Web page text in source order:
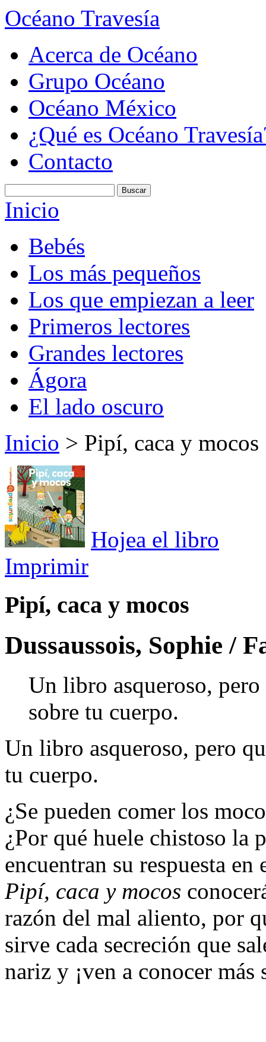
Océano Travesía
Acerca de Océano
Grupo Océano
Océano México
¿Qué es Océano
Contacto
Inicio
Bebés
Los más pequeños
Los que empiezan a leer
Primeros lectores
Grandes lectores
Ágora
El lado oscuro
Inicio > Pipí, caca y mocos
Hojea el libro
Imprimir
Pipí, caca y mocos
Dussaussois, Sophie /
Un libro asqueroso, pero
sobre tu cuerpo.
Un libro asqueroso, pero
tu cuerpo.
¿Se pueden comer los
¿Por qué huele chistoso la
encuentran su respuesta
Pipí, caca y mocos
razón del mal aliento, por
sirve cada secreción que
nariz y ¡ven a conocer más